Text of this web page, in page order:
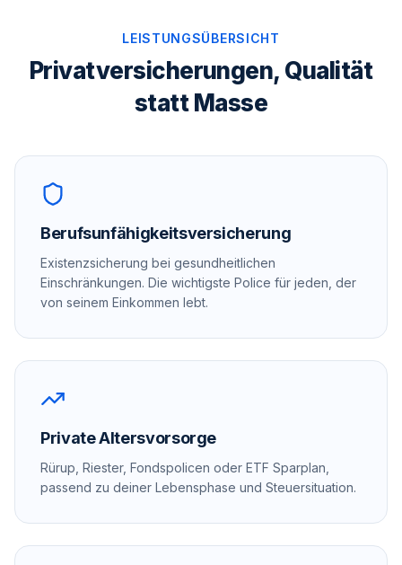
LEISTUNGSÜBERSICHT
Privatversicherungen, Qualität
statt Masse
Berufsunfähigkeitsversicherung
Existenzsicherung bei gesundheitlichen
Einschränkungen. Die wichtigste Police für jeden, der
von seinem Einkommen lebt.
Private Altersvorsorge
Rürup, Riester, Fondspolicen oder ETF Sparplan,
passend zu deiner Lebensphase und Steuersituation.